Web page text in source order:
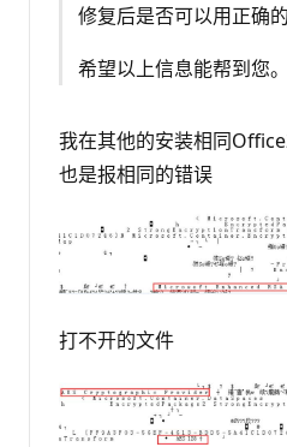
修复后是否可以用正确
希望以上信息能帮到您。
我在其他的安装相同
也是报相同的错误
打不开的文件